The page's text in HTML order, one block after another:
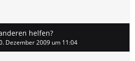
helfen?
Dezember 2009 um 11:04